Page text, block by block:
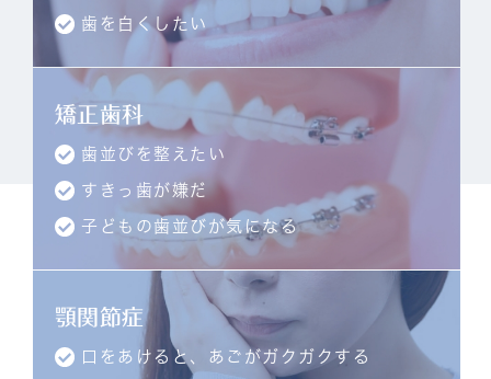
歯を白くしたい
矯正歯科
歯並びを整えたい
すきっ歯が嫌だ
子どもの歯並びが気になる
顎関節症
口をあけると、あごがガクガクする